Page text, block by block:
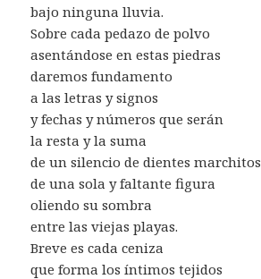
bajo ninguna lluvia.
Sobre cada pedazo de polvo
asentándose en estas piedras
daremos fundamento
a las letras y signos
y fechas y números que serán
la resta y la suma
de un silencio de dientes marchitos
de una sola y faltante figura
oliendo su sombra
entre las viejas playas.
Breve es cada ceniza
que forma los íntimos tejidos